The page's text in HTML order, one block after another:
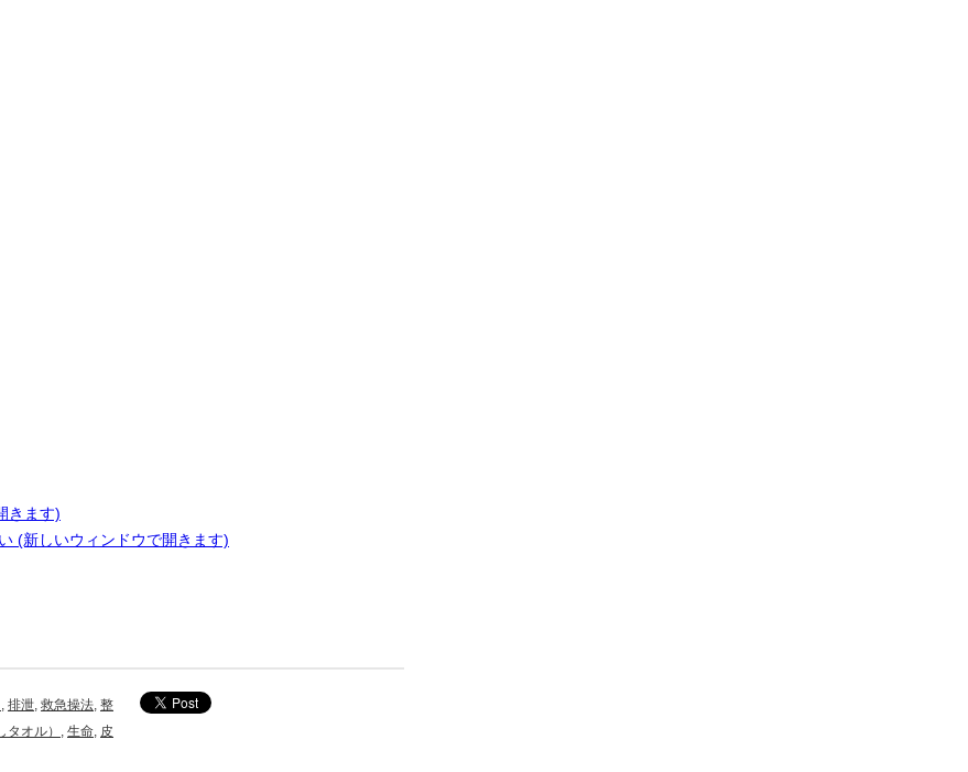
きます)
(新しいウィンドウで開きます)
, 排泄, 救急操法, 整
オル） , 生命, 皮